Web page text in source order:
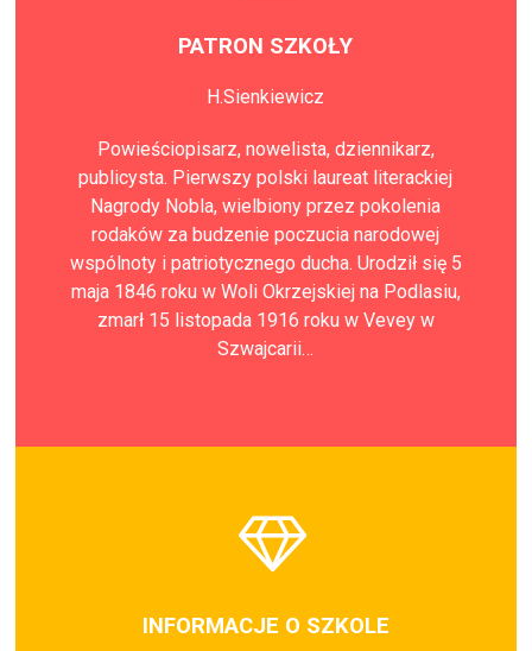
PATRON SZKOŁY
H.Sienkiewicz
Powieściopisarz, nowelista, dziennikarz,
publicysta. Pierwszy polski laureat literackiej
Nagrody Nobla, wielbiony przez pokolenia
rodaków za budzenie poczucia narodowej
wspólnoty i patriotycznego ducha. Urodził się 5
maja 1846 roku w Woli Okrzejskiej na Podlasiu,
zmarł 15 listopada 1916 roku w Vevey w
Szwajcarii…
INFORMACJE O SZKOLE